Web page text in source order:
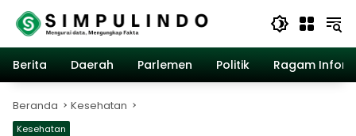
Langsung
konten
Berita
Daerah Parlemen Politik Ragam
Beranda Kesehatan
Kesehatan